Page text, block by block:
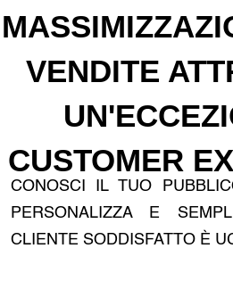
VENDITE
CUSTOMER
CONOSCI IL TUO
PERSONALIZZA E
CLIENTE SODDISFATTO È